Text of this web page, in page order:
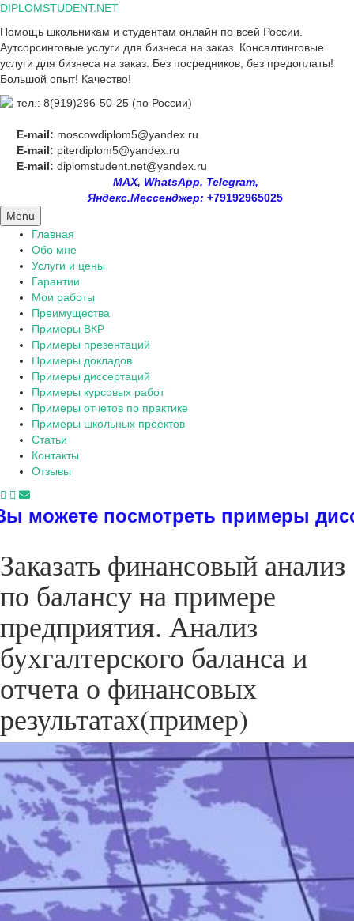
Skip
content
DIPLOMSTUDENT.NET
Помощь школьникам и студентам онлайн по всей России.
Аутсорсинговые услуги для бизнеса на заказ. Консалтинговые
услуги для бизнеса на заказ. Без посредников, без предоплаты!
Большой опыт! Качество!
тел.: 8(919)296-50-25 (по России)
E-mail: moscowdiplom5@yandex.ru
E-mail: piterdiplom5@yandex.ru
E-mail: diplomstudent.net@yandex.ru
MAX, WhatsApp, Telegram,
Яндекс.Мессенджер: +79192965025
Menu
Главная
Обо мне
Услуги и цены
Гарантии
Мои работы
Преимущества
Примеры ВКР
Примеры презентаций
Примеры докладов
Примеры диссертаций
Примеры курсовых работ
Примеры отчетов по практике
Примеры школьных проектов
Статьи
Контакты
Отзывы
примеры диссертаций,
Заказать финансовый анализ
по балансу на примере
предприятия. Анализ
бухгалтерского баланса и
отчета о финансовых
результатах(пример)